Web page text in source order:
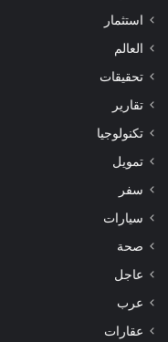
استثمار
العالم
تحقيقات
تقارير
تكنولوجيا
تمويل
سفر
سيارات
صحة
عاجل
عرب
عقارات